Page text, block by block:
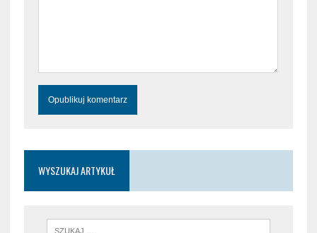
WYSZUKAJ ARTYKUŁ